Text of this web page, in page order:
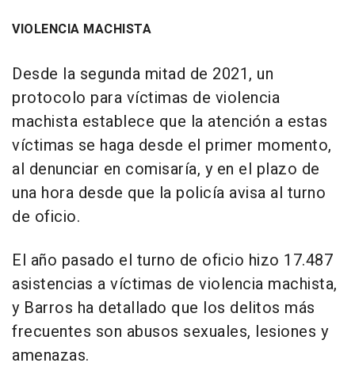
VIOLENCIA MACHISTA
Desde la segunda mitad de 2021, un
protocolo para víctimas de violencia
machista establece que la atención a estas
víctimas se haga desde el primer momento,
al denunciar en comisaría, y en el plazo de
una hora desde que la policía avisa al turno
de oficio.
El año pasado el turno de oficio hizo 17.487
asistencias a víctimas de violencia machista,
y Barros ha detallado que los delitos más
frecuentes son abusos sexuales, lesiones y
amenazas.